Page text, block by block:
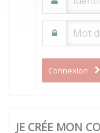
Connexion
JE CRÉE MON